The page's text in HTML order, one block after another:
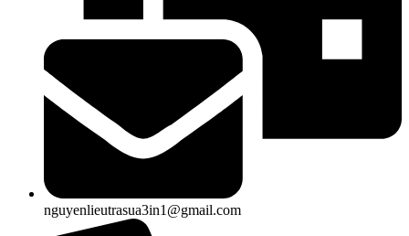
nguyenlieutrasua3in1@gmail.com